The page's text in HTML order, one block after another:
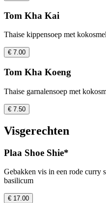
Tom Kha Kai
Thaise kippensoep met
€ 7.00
Tom Kha Koeng
Thaise garnalensoep met
€ 7.50
Visgerechten
Plaa Shoe Shie*
Gebakken vis in een rode curry
basilicum
€ 17.00